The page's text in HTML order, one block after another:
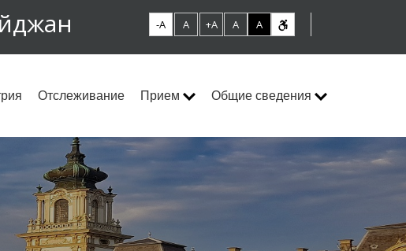
-A A +A A A
Отслеживание Прием Общие сведения